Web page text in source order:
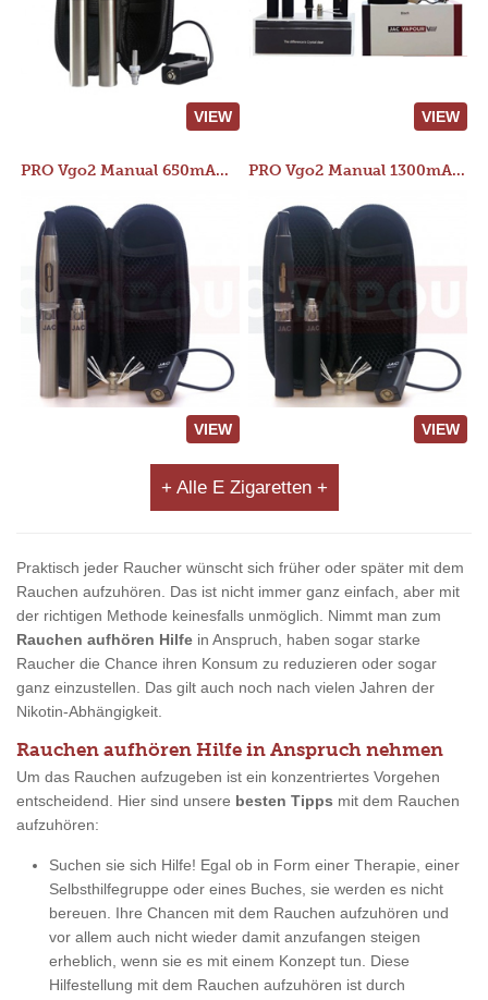
VIEW VIEW
PRO Vgo2 Manual 650mAh Kit
VIEW
PRO Vgo2 Manual 1300mAh Kit
VIEW
+ Alle E Zigaretten +
Praktisch jeder Raucher wünscht sich früher oder später mit dem
Rauchen aufzuhören. Das ist nicht immer ganz einfach, aber mit
der richtigen Methode keinesfalls unmöglich. Nimmt man zum
Rauchen aufhören Hilfe in Anspruch, haben sogar starke
Raucher die Chance ihren Konsum zu reduzieren oder sogar
ganz einzustellen. Das gilt auch noch nach vielen Jahren der
Nikotin-Abhängigkeit.
Rauchen aufhören Hilfe in Anspruch nehmen
Um das Rauchen aufzugeben ist ein konzentriertes Vorgehen
entscheidend. Hier sind unsere besten Tipps mit dem Rauchen
aufzuhören:
Suchen sie sich Hilfe! Egal ob in Form einer Therapie, einer
Selbsthilfegruppe oder eines Buches, sie werden es nicht
bereuen. Ihre Chancen mit dem Rauchen aufzuhören und
vor allem auch nicht wieder damit anzufangen steigen
erheblich, wenn sie es mit einem Konzept tun. Diese
Hilfestellung mit dem Rauchen aufzuhören ist durch